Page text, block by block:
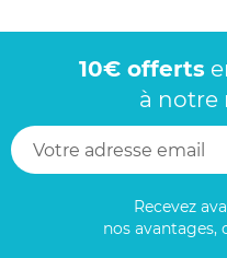
10€ offerts
à notre
Recevez
nos avantages,